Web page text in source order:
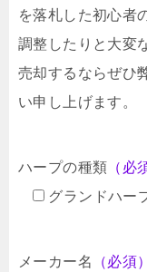
を落札した初心者
調整したりと大変
売却するならぜひ
い申し上げます。
ハープの種類 （必
グランドハー
メーカー名
（必須）